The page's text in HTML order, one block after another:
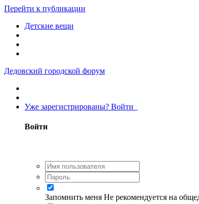
Перейти к публикации
Детские вещи
Дедовский городской форум
Уже зарегистрированы? Войти
Войти
Запомнить меня Не рекомендуется на